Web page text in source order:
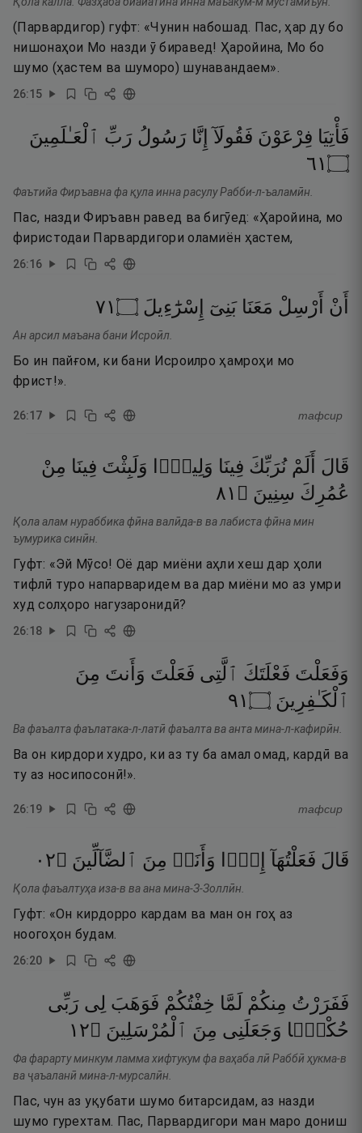
(Парвардигор) гуфт: «Чунин набошад. Пас, ҳар ду бо
нишонаҳои Мо назди ӯ биравед! Ҳаройина, Мо бо
шумо (ҳастем ва шуморо) шунавандаем».
26:15
فَأْتِيَا فِرْعَوْنَ فَقُولَآ إِنَّا رَسُولُ رَبِّ ٱلْعَـٰلَمِينَ
۝١٦
Фаътийа Фиръавна фа қула инна расулу Рабби-л-ъаламӣн.
Пас, назди Фиръавн равед ва бигӯед: «Ҳаройина, мо
фиристодаи Парвардигори оламиён ҳастем,
26:16
أَنْ أَرْسِلْ مَعَنَا بَنِىٓ إِسْرَٰٓءِيلَ ۝١٧
Ан арсил маъана бани Исроӣл.
Бо ин пайғом, ки бани Исроилро ҳамроҳи мо
фрист!».
26:17 тафсир
قَالَ أَلَمْ نُرَبِّكَ فِينَا وَلِيدًۭا وَلَبِثْتَ فِينَا مِنْ
عُمُرِكَ سِنِينَ ۝ ١٨
Қола алам нураббика фӣна валӣда-в ва лабиста фӣна мин
ъумурика синӣн.
Гуфт: «Эй Мӯсо! Оё дар миёни аҳли хеш дар ҳоли
тифлӣ туро напарваридем ва дар миёни мо аз умри
худ солҳоро нагузаронидӣ?
26:18
وَفَعَلْتَ فَعْلَتَكَ ٱلَّتِى فَعَلْتَ وَأَنتَ مِنَ
ٱلْكَـٰفِرِينَ ۝١٩
Ва фаъалта фаълатака-л-латӣ фаъалта ва анта мина-л-кафирӣн.
Ва он кирдори худро, ки аз ту ба амал омад, кардӣ ва
ту аз носипосонӣ!».
26:19 тафсир
قَالَ فَعَلْتُهَآ إِذًۭا وَأَنَا۠ مِنَ ٱلضَّآلِّينَ ۝٢٠
Қола фаъалтуҳа иза-в ва ана мина-З-Золлӣн.
Гуфт: «Он кирдорро кардам ва ман он гоҳ аз
ноогоҳон будам.
26:20
فَفَرَرْتُ مِنكُمْ لَمَّا خِفْتُكُمْ فَوَهَبَ لِى رَبِّى
حُكْمًۭا وَجَعَلَنِى مِنَ ٱلْمُرْسَلِينَ ۝٢١
Фа фарарту минкум ламма хифтукум фа ваҳаба лӣ Раббӣ ҳукма-в
ва ҷаъаланӣ мина-л-мурсалӣн.
Пас, чун аз уқубати шумо битарсидам, аз назди
шумо гурехтам. Пас, Парвардигори ман маро дониш